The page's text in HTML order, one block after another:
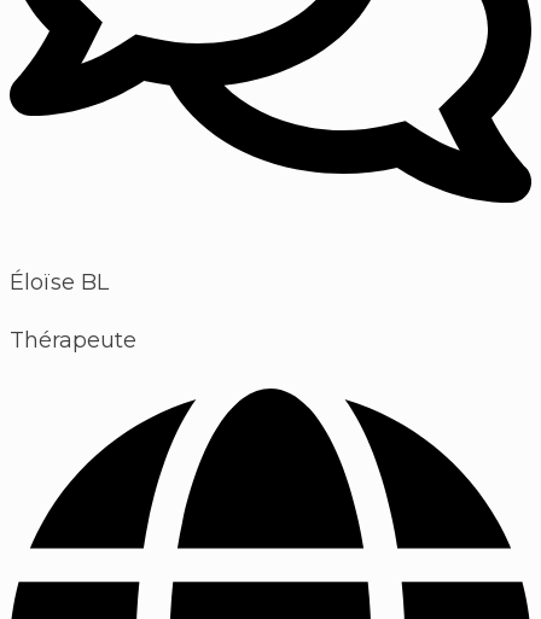
Éloïse BL
Thérapeute